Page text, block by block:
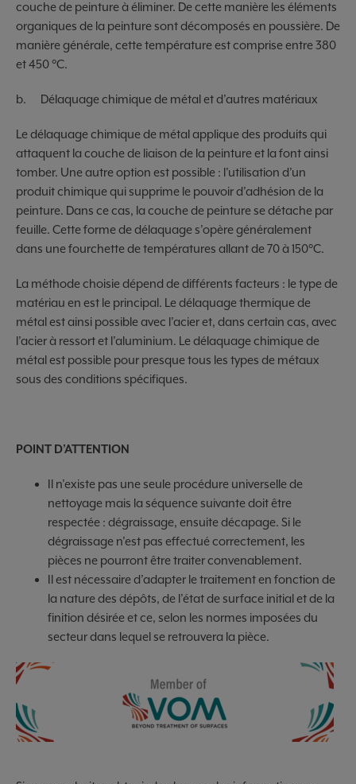
couche de peinture à éliminer. De cette manière les éléments
organiques de la peinture sont décomposés en poussière. De
manière générale, cette température est comprise entre 380
et 450 °C.
b. Délaquage chimique de métal et d’autres matériaux
Le délaquage chimique de métal applique des produits qui
attaquent la couche de liaison de la peinture et la font ainsi
tomber. Une autre option est possible : l’utilisation d’un
produit chimique qui supprime le pouvoir d’adhésion de la
peinture. Dans ce cas, la couche de peinture se détache par
feuille. Cette forme de délaquage s’opère généralement
dans une fourchette de températures allant de 70 à 150°C.
La méthode choisie dépend de différents facteurs : le type de
matériau en est le principal. Le délaquage thermique de
métal est ainsi possible avec l’acier et, dans certain cas, avec
l’acier à ressort et l’aluminium. Le délaquage chimique de
métal est possible pour presque tous les types de métaux
sous des conditions spécifiques.
POINT D’ATTENTION
Il n’existe pas une seule procédure universelle de
nettoyage mais la séquence suivante doit être
respectée : dégraissage, ensuite décapage. Si le
dégraissage n’est pas effectué correctement, les
pièces ne pourront être traiter convenablement.
Il est nécessaire d’adapter le traitement en fonction de
la nature des dépôts, de l’état de surface initial et de la
finition désirée et ce, selon les normes imposées du
secteur dans lequel se retrouvera la pièce.